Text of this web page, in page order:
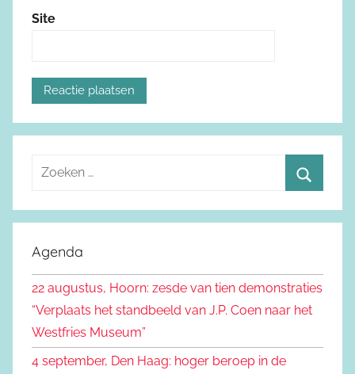
Site
e
e
n
r
o
e
n
Agenda
22 augustus, Hoorn: zesde van tien demonstraties
“Verplaats het standbeeld van J.P. Coen naar het
Westfries Museum”
4 september, Den Haag: hoger beroep in de